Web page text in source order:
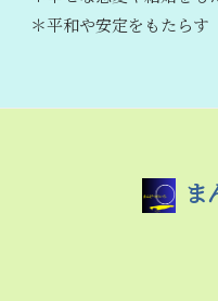
＊平和や安定をもたらす
ま